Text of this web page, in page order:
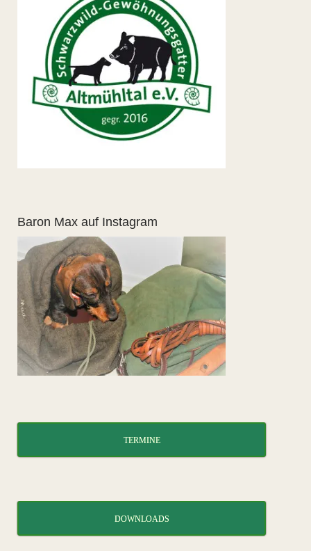
Baron Max auf Instagram
TERMINE
DOWNLOADS